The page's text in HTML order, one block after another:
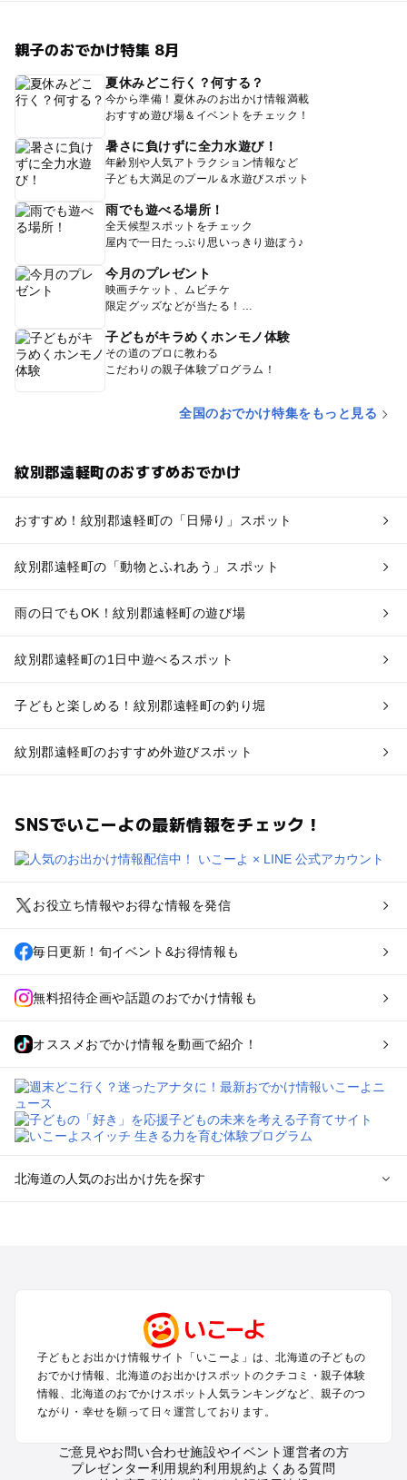
親子のおでかけ特集 8月
夏休みどこ行く？何する？
今から準備！夏休みのお出かけ情報満載
おすすめ遊び場＆イベントをチェック！
暑さに負けずに全力水遊び！
年齢別や人気アトラクション情報など
子ども大満足のプール＆水遊びスポット
雨でも遊べる場所！
全天候型スポットをチェック
屋内で一日たっぷり思いっきり遊ぼう♪
今月のプレゼント
映画チケット、ムビチケ
限定グッズなどが当たる！
子どもがキラめくホンモノ体験
その道のプロに教わる
こだわりの親子体験プログラム！
全国のおでかけ特集をもっと見る
紋別郡遠軽町のおすすめおでかけ
おすすめ！紋別郡遠軽町の「日帰り」スポット
紋別郡遠軽町の「動物とふれあう」スポット
雨の日でもOK！紋別郡遠軽町の遊び場
紋別郡遠軽町の1日中遊べるスポット
子どもと楽しめる！紋別郡遠軽町の釣り堀
紋別郡遠軽町のおすすめ外遊びスポット
SNSでいこーよの最新情報をチェック！
お役立ち情報やお得な情報を発信
毎日更新！旬イベント&お得情報も
無料招待企画や話題のおでかけ情報も
オススメおでかけ情報を動画で紹介！
北海道の人気のお出かけ先を探す
函館・湯の川温泉・大沼・松前のプールお出かけ
帯広・十勝・サホロ・狩勝高原のプールお出かけ
千歳・石狩・空知・美唄のプールお出かけ
小樽・積丹・キロロのプールお出かけ
富良野・美瑛・トマム・占冠のプールお出かけ
知床・ウトロ・羅臼・網走・北見のプールお出かけ
釧路・阿寒・屈斜路・川湯・根室のプールお出かけ
子どもとお出かけ情報サイト「いこーよ」は、北海道の子どもの
おでかけ情報、北海道のお出かけスポットのクチコミ・親子体験
情報、北海道のおでかけスポット人気ランキングなど、親子のつ
ながり・幸せを願って日々運営しております。
ご意見やお問い合わせ施設やイベント運営者の方
プレゼンター利用規約利用規約よくある質問